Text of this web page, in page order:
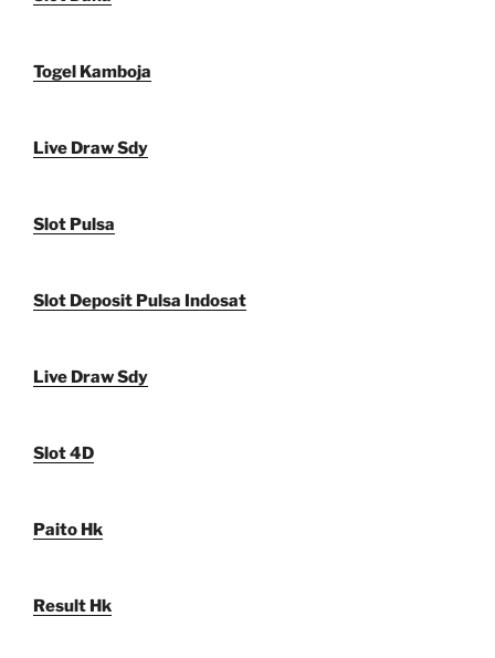
Togel Kamboja
Live Draw Sdy
Slot Pulsa
Slot Deposit Pulsa Indosat
Live Draw Sdy
Slot 4D
Paito Hk
Result Hk